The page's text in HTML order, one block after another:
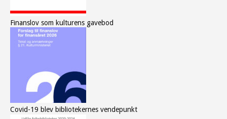
Finanslov som kulturens gavebod
Covid-19 blev bibliotekernes vendepunkt